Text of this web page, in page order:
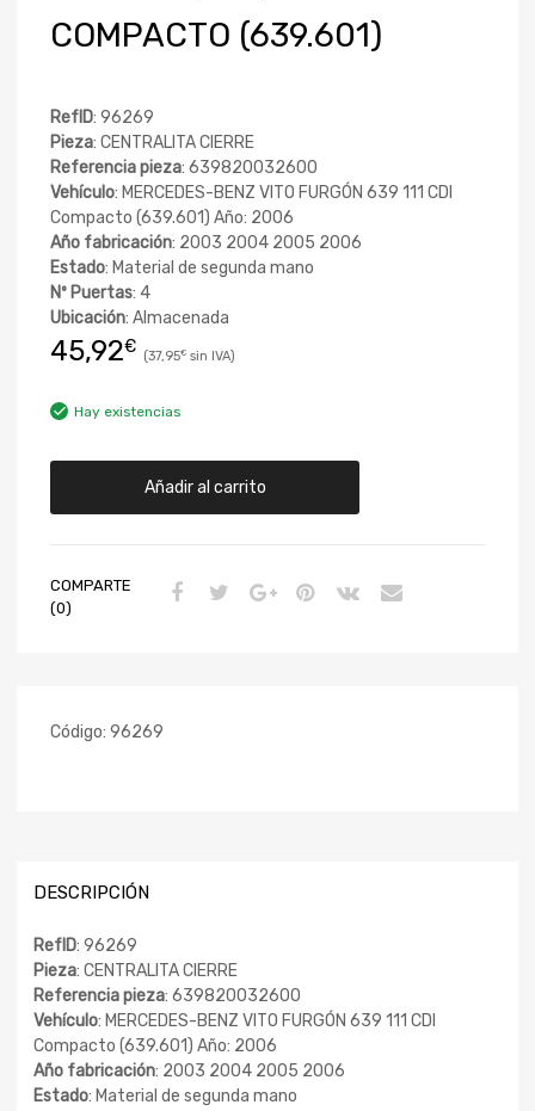
COMPACTO (639.601)
RefID: 96269
Pieza: CENTRALITA CIERRE
Referencia pieza: 639820032600
Vehículo: MERCEDES-BENZ VITO FURGÓN 639 111 CDI
Compacto (639.601) Año: 2006
Año fabricación: 2003 2004 2005 2006
Estado: Material de segunda mano
Nº Puertas: 4
Ubicación: Almacenada
45,92€ 37,95€
Hay existencias
Añadir al carrito
COMPARTE
(0)
Código: 96269
DESCRIPCIÓN
RefID: 96269
Pieza: CENTRALITA CIERRE
Referencia pieza: 639820032600
Vehículo: MERCEDES-BENZ VITO FURGÓN 639 111 CDI
Compacto (639.601) Año: 2006
Año fabricación: 2003 2004 2005 2006
Estado: Material de segunda mano